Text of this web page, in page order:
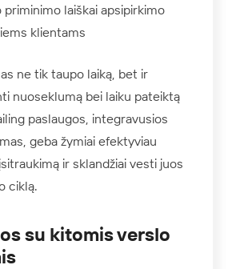
priminimo laiškai apsipirkimo
klientams
ne tik taupo laiką, bet ir
nuoseklumą bei laiku pateiktą
paslaugos, integravusios
geba žymiai efektyviau
ir sklandžiai vesti juos
ciklą.
su kitomis verslo